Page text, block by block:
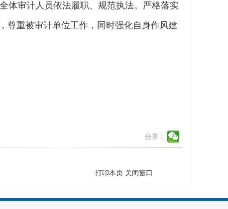
体审计人员依法履职、规范执法。严格落实
尊重被审计单位工作，同时强化自身作风建
分享：
打印本页 关闭窗口